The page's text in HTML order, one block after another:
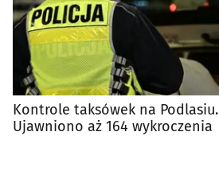
Kontrole taksówek na Podlasiu.
Ujawniono aż 164 wykroczenia